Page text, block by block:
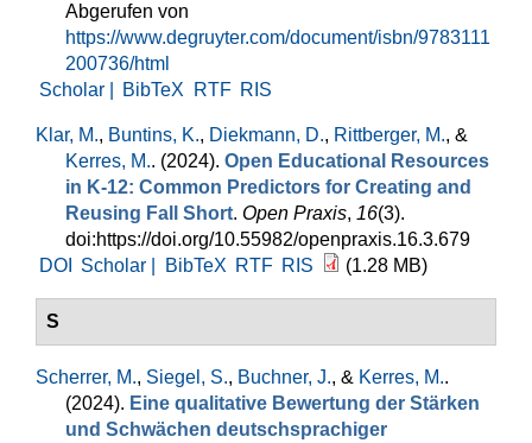
Abgerufen von
https://www.degruyter.com/document/isbn/9783111
200736/html
Scholar |
BibTeX RTF RIS
Klar, M., Buntins, K., Diekmann, D., Rittberger, M., &
Kerres, M.. (2024). Open Educational Resources
in K-12: Common Predictors for Creating and
Reusing Fall Short. Open Praxis, 16(3).
doi:https://doi.org/10.55982/openpraxis.16.3.679
DOI
Scholar | BibTeX RTF RIS (1.28 MB)
S
Scherrer, M., Siegel, S., Buchner, J., & Kerres, M..
(2024). Eine qualitative Bewertung der Stärken
und Schwächen deutschsprachiger